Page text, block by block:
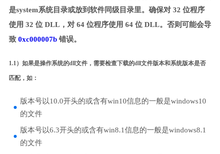
是system系统目录或放到软件同级目录里。确保对 32 位程序
使用 32 位 DLL，对 64 位程序使用 64 位 DLL。否则可能会导
致 0xc000007b错误。
1.1）如果是操作系统的dll文件，需要检查下载的dll文件版本和系统版本是否
匹配，如：
版本号以10.0开头的或含有win10信息的一般是windows10
的文件
版本号以6.3开头的或含有win8.1信息的一般是windows8.1
的文件